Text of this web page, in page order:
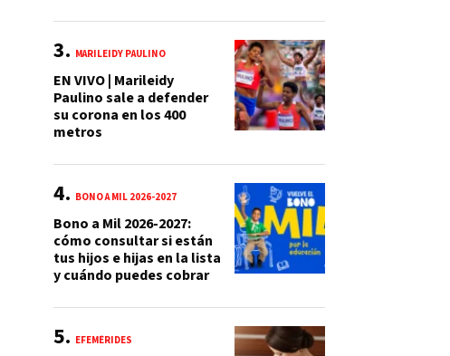
MARILEIDY PAULINO
EN VIVO | Marileidy
Paulino sale a defender
su corona en los 400
metros
BONO A MIL 2026-2027
Bono a Mil 2026-2027:
cómo consultar si están
tus hijos e hijas en la lista
y cuándo puedes cobrar
EFEMÉRIDES